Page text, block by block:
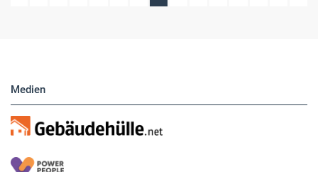
Medien